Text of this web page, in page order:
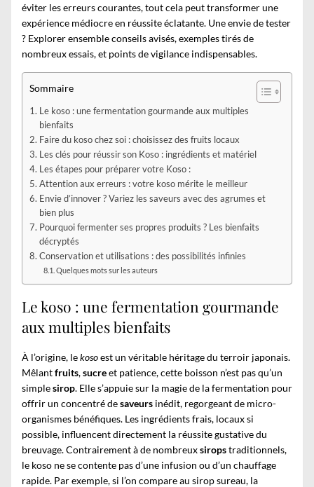
éviter les erreurs courantes, tout cela peut transformer une
expérience médiocre en réussite éclatante. Une envie de tester
? Explorer ensemble conseils avisés, exemples tirés de
nombreux essais, et points de vigilance indispensables.
Sommaire
Le koso : une fermentation gourmande aux multiples
bienfaits
Faire du koso chez soi : choisissez des fruits locaux
Les clés pour réussir son Koso : ingrédients et matériel
Les étapes pour préparer votre Koso :
Attention aux erreurs : votre koso mérite le meilleur
Envie d’innover ? Variez les saveurs avec des agrumes et
bien plus
Pourquoi fermenter ses propres produits ? Les bienfaits
décryptés
Conservation et utilisations : des possibilités infinies
Quelques mots sur les auteurs
Le koso : une fermentation gourmande
aux multiples bienfaits
À l’origine, lekosoest un véritable héritage du terroir japonais.
Mêlantfruits,sucreet patience, cette boisson n’est pas qu’un
simplesirop. Elle s’appuie sur la magie de la fermentation pour
offrir un concentré desaveurs inédit, regorgeant de micro-
organismes bénéfiques. Les ingrédients frais, locaux si
possible, influencent directement la réussite gustative du
breuvage. Contrairement à de nombreuxsiropstraditionnels,
le koso ne se contente pas d’une infusion ou d’un chauffage
rapide. Par exemple, si l’on compare au sirop sureau, la